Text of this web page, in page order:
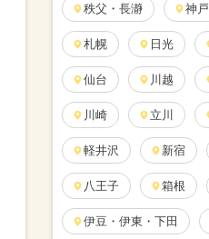
秩父・長瀞 神戸
札幌 日光
仙台 川越
川崎 立川
軽井沢 新宿
八王子 箱根
伊豆・伊東・下田